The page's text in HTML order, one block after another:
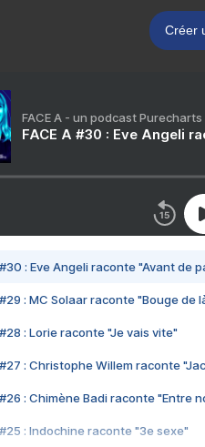
Créer
FACE A - un podcast Purecharts
FACE A #30 : Eve Angeli
#30 : Eve Angeli raconte "Avant de
#29 : MC Solaar raconte "Bouge de
#28 : Lorie raconte "Je vais vite"
#27 : Christophe Willem raconte
#26 : Chimène Badi raconte "Entre
#25 : Indochine raconte "3e sexe"